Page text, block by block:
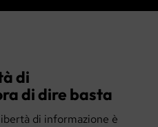
di
di dire basta
di informazione è